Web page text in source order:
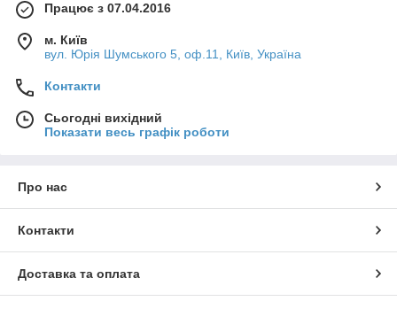
Працює з 07.04.2016
м. Київ
вул. Юрія Шумського 5, оф.11, Київ, Україна
Контакти
Сьогодні вихідний
Показати весь графік роботи
Про нас
Контакти
Доставка та оплата